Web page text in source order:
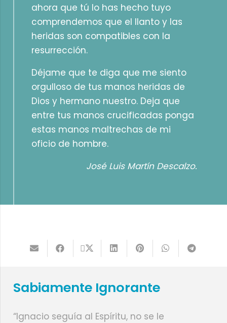
ahora que tú lo has hecho tuyo
comprendemos que el llanto y las
heridas son compatibles con la
resurrección.
Déjame que te diga que me siento
orgulloso de tus manos heridas de
Dios y hermano nuestro. Deja que
entre tus manos crucificadas ponga
estas manos maltrechas de mi
oficio de hombre.
José Luis Martín Descalzo.
Sabiamente Ignorante
“Ignacio seguía al Espíritu, no se le